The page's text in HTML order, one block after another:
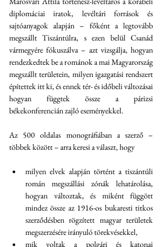
diplomáciai iratok, levéltári források és
sajtóanyagok alapján – főként a legtovább
megszállt Tiszántúlra, s ezen belül Csanád
vármegyére fókuszálva – azt vizsgálja, hogyan
rendezkedtek be a románok a mai Magyarország
megszállt területein, milyen igazgatási rendszert
építettek itt ki, és ennek tér- és időbeli változásai
hogyan függtek össze a párizsi
békekonferencián zajló eseményekkel.
Az 500 oldalas monográfiában a szerző –
többek között – arra keresi a választ, hogy
milyen elvek alapján történt a tiszántúli
román megszállási zónák lehatárolása,
hogyan változtak, és miként függött
mindez össze az 1916-os bukaresti titkos
szerződésben rögzített magyar területek
megszerzésére irányuló törekvésekkel,
mik voltak a polgári és katonai